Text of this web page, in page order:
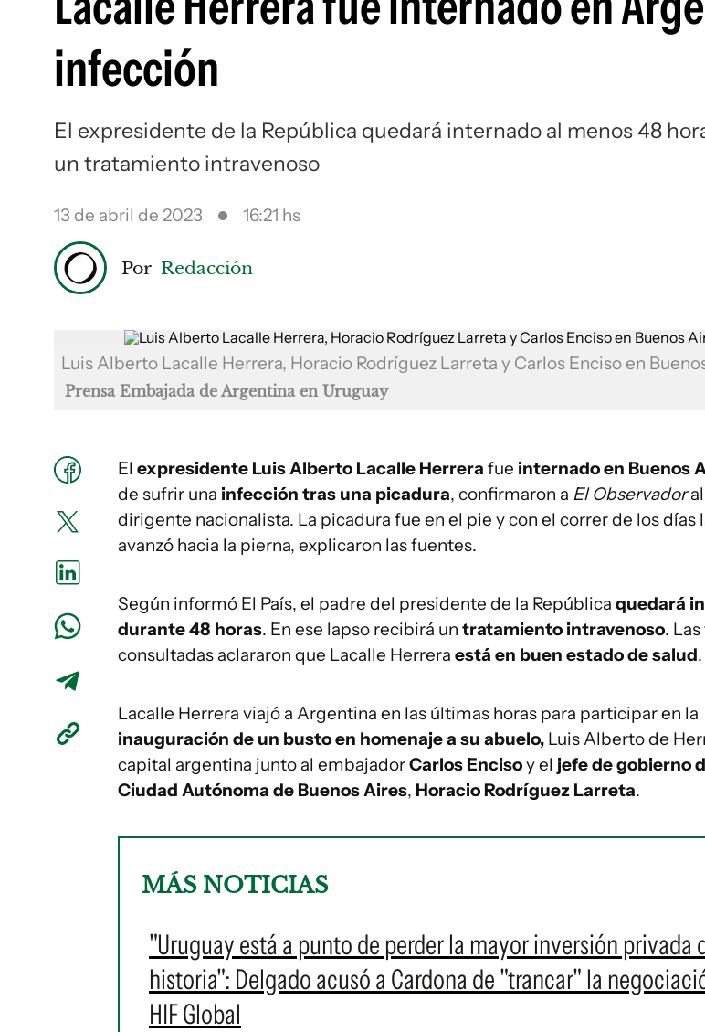
infección
El expresidente de la República quedará internado al menos 48
un tratamiento intravenoso
13 de abril de 2023 16:21 hs
Por Redacción
Luis Alberto Lacalle Herrera, Horacio Rodríguez Larreta y Carlos Enciso en
Prensa Embajada de Argentina en Uruguay
El expresidente Luis Alberto Lacalle Herrera fue internado en Buenos
de sufrir una infección tras una picadura, confirmaron a El Observador
dirigente nacionalista. La picadura fue en el pie y con el correr de los días
avanzó hacia la pierna, explicaron las fuentes.
Según informó El País, el padre del presidente de la República quedará
durante 48 horas. En ese lapso recibirá un tratamiento intravenoso.
consultadas aclararon que Lacalle Herrera está en buen estado de salud.
Lacalle Herrera viajó a Argentina en las últimas horas para participar en la
inauguración de un busto en homenaje a su abuelo, Luis Alberto de
capital argentina junto al embajadorCarlos Encisoy el jefe de gobierno
Ciudad Autónoma de Buenos Aires, Horacio Rodríguez Larreta.
MÁS NOTICIAS
"Uruguay está a punto de perder la mayor inversión privada
historia": Delgado acusó a Cardona de "trancar" la
HIF Global